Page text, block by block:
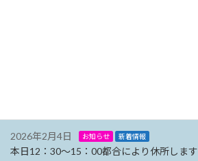
2026年2月4日 お知らせ 新着情報
本日12：30～15：00都合により休所します